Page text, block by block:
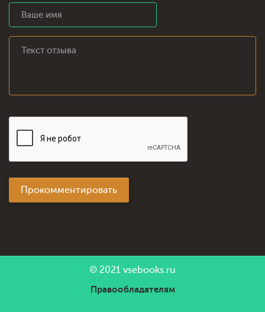
Прокомментировать
© 2021 vsebooks.ru
Правообладателям